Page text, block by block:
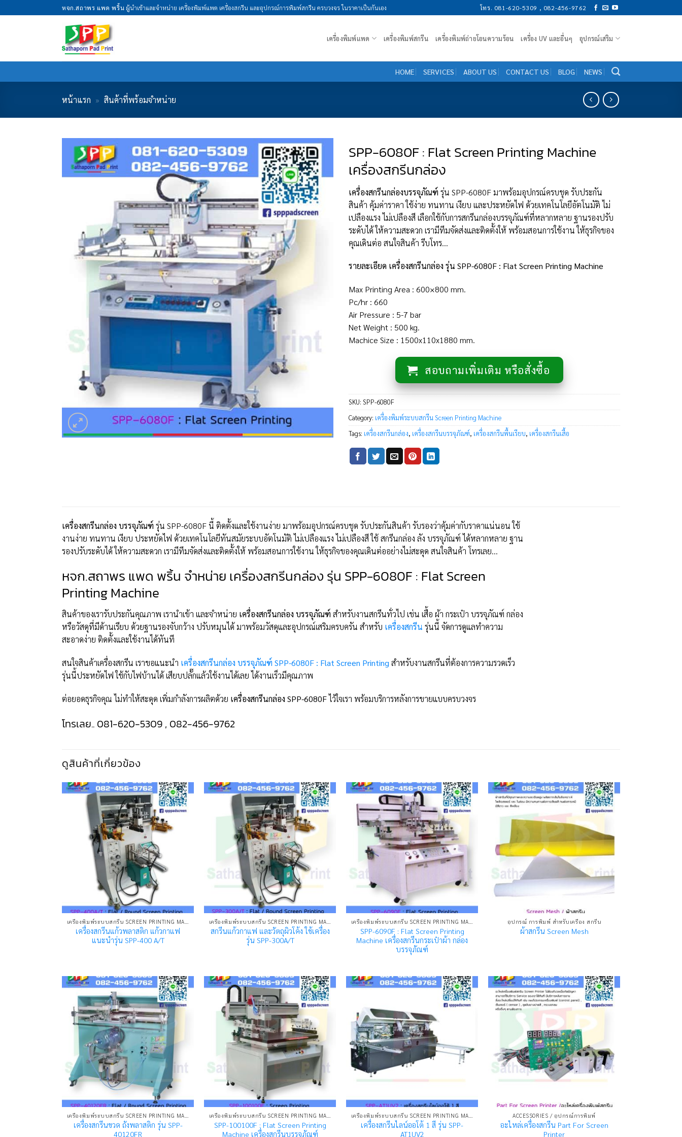
to
หจก.สถาพร แพด พริ้น ผู้นำเข้าและจำหน่าย เครื่องพิมพ์แพด เครื่องสกรีน และอุปกรณ์การพิมพ์สกรีน ครบวงจร ในราคาเป็นกันเอง โทร. 081-620-5309 , 082-456-9762
เครื่องพิมพ์แพด เครื่องพิมพ์สกรีน เครื่องพิมพ์ถ่ายโอนความร้อน เครื่อง UV และอื่นๆ อุปกรณ์เสริม
HOME SERVICES ABOUT US CONTACT US BLOG NEWS
หน้าแรก » สินค้าที่พร้อมจำหน่าย
SPP-6080F : Flat Screen Printing Machine
เครื่องสกรีนกล่อง
เครื่องสกรีนกล่องบรรจุภัณฑ์ รุ่น SPP-6080F มาพร้อมอุปกรณ์ครบชุด รับประกัน
สินค้า คุ้มค่าราคา ใช้ง่าย ทนทาน เงียบ และประหยัดไฟ ด้วยเทคโนโลยีอัตโนมัติ ไม่
เปลืองแรง ไม่เปลืองสี เลือกใช้กับการสกรีนกล่องบรรจุภัณฑ์ที่หลากหลาย ฐานรองปรับ
ระดับได้ ให้ความสะดวก เรามีทีมจัดส่งและติดตั้งให้ พร้อมสอนการใช้งาน ให้ธุรกิจของ
คุณเดินต่อ สนใจสินค้า รีบโทร…
รายละเอียด เครื่องสกรีนกล่อง รุ่น SPP-6080F : Flat Screen Printing Machine
Max Printing Area : 600×800 mm.
Pc/hr : 660
Air Pressure : 5-7 bar
Net Weight : 500 kg.
Machice Size : 1500x110x1880 mm.
สอบถามเพิ่มเติม หรือสั่งซื้อ
SKU: SPP-6080F
Category: เครื่องพิมพ์ระบบสกรีน Screen Printing Machine
Tags: เครื่องสกรีนกล่อง, เครื่องสกรีนบรรจุภัณฑ์, เครื่องสกรีนพื้นเรียบ, เครื่องสกรีนเสื้อ
เครื่องสกรีนกล่อง บรรจุภัณฑ์ รุ่น SPP-6080F นี้ ติดตั้งและใช้งานง่าย มาพร้อมอุปกรณ์ครบชุด รับประกันสินค้า รับรองว่าคุ้มค่ากับราคาแน่นอน ใช้
งานง่าย ทนทาน เงียบ ประหยัดไฟ ด้วยเทคโนโลยีทันสมัยระบบอัตโนมัติ ไม่เปลืองแรง ไม่เปลืองสี ใช้ สกรีนกล่อง ลัง บรรจุภัณฑ์ ได้หลากหลาย ฐาน
รองปรับระดับได้ ให้ความสะดวก เรามีทีมจัดส่งและติดตั้งให้ พร้อมสอนการใช้งาน ให้ธุรกิจของคุณเดินต่ออย่างไม่สะดุด สนใจสินค้า โทรเลย…
หจก.สถาพร แพด พริ้น จำหน่าย เครื่องสกรีนกล่อง รุ่น SPP-6080F : Flat Screen
Printing Machine
สินค้าของเรารับประกันคุณภาพ เรานำเข้า และจำหน่าย เครื่องสกรีนกล่อง บรรจุภัณฑ์ สำหรับงานสกรีนทั่วไป เช่น เสื้อ ผ้า กระเป๋า บรรจุภัณฑ์ กล่อง
หรือวัสดุที่มีด้านเรียบ ด้วยฐานรองจับกว้าง ปรับหมุนได้ มาพร้อมวัสดุและอุปกรณ์เสริมครบครัน สำหรับ เครื่องสกรีน รุ่นนี้ จัดการดูแลทำความ
สะอาดง่าย ติดตั้งและใช้งานได้ทันที
สนใจสินค้าเครื่องสกรีน เราขอแนะนำ เครื่องสกรีนกล่อง บรรจุภัณฑ์ SPP-6080F : Flat Screen Printing สำหรับงานสกรีนที่ต้องการความรวดเร็ว
รุ่นนี้ประหยัดไฟ ใช้กับไฟบ้านได้ เสียบปลั๊กแล้วใช้งานได้เลย ได้งานเร็วมีคุณภาพ
ต่อยอดธุรกิจคุณ ไม่ทำให้สะดุด เพิ่มกำลังการผลิตด้วย เครื่องสกรีนกล่อง SPP-6080Fไว้ใจเรา พร้อมบริการหลังการขายแบบครบวงจร
โทรเลย.. 081-620-5309 , 082-456-9762
ดูสินค้าที่เกี่ยวข้อง
เครื่องสกรีนแก้วพลาสติก แก้วกาแฟ
แนะนำรุ่น SPP-400 A/T
สกรีนแก้วกาแฟ และวัตถุผิวโค้ง ใช้เครื่อง
รุ่น SPP-300A/T
SPP-6090F : Flat Screen Printing
Machine เครื่องสกรีนกระเป๋าผ้า กล่อง
บรรจุภัณฑ์
อุปกรณ์ การพิมพ์ สำหรับเครื่อง สกรีน
ผ้าสกรีน Screen Mesh
เครื่องสกรีนขวด ถังพลาสติก รุ่น SPP-
40120FR
SPP-100100F : Flat Screen Printing
Machine เครื่องสกรีนบรรจุภัณฑ์
เครื่องสกรีนไลน์ออโต้ 1 สี รุ่น SPP-
AT1UV2
ACCESSORIES / อุปกรณ์การพิมพ์
อะไหล่เครื่องสกรีน Part For Screen
Printer